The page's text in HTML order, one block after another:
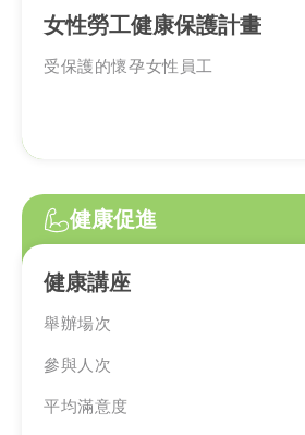
女性勞工健康保護計畫
受保護的懷孕女性員工
健康促進
健康講座
舉辦場次
參與人次
平均滿意度